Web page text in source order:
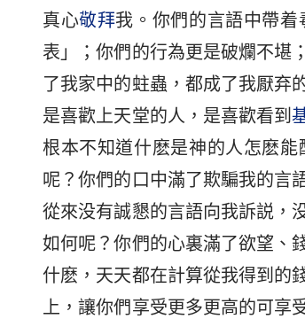
真心敬拜我。你們的言語中帶
表」；你們的行為更是破爛不堪
了我家中的蛀蟲，都成了我厭弃
是喜歡上天堂的人，是喜歡看到
根本不知道什麽是神的人怎麽
呢？你們的口中滿了欺騙我的言
從來没有誠懇的言語向我訴説，
如何呢？你們的心裏滿了欲望、
什麽，天天都在計算從我得到的
上，讓你們享受更多更高的可享